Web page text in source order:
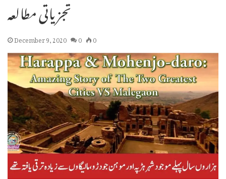
تجزیاتی مطالعہ
December 9, 2020 0 0